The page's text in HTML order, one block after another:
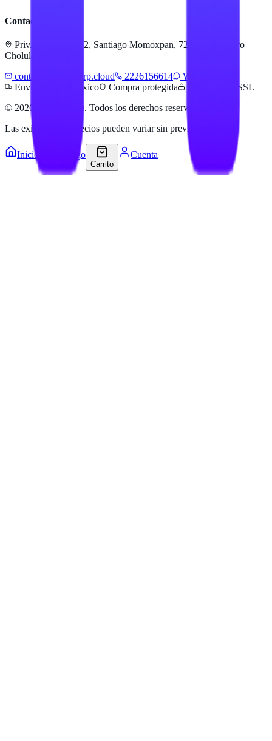
Contacto
Priv. Alejandra 512, Santiago Momoxpan, 72775 San Pedro
Cholula, Pue.
contacto@hailanerp.cloud
2226156614
WhatsApp
Envíos a todo México
Compra protegida
Pago seguro SSL
© 2026 Hailan Store. Todos los derechos reservados.
Las existencias y precios pueden variar sin previo aviso.
Inicio Catálogo
Carrito
Cuenta